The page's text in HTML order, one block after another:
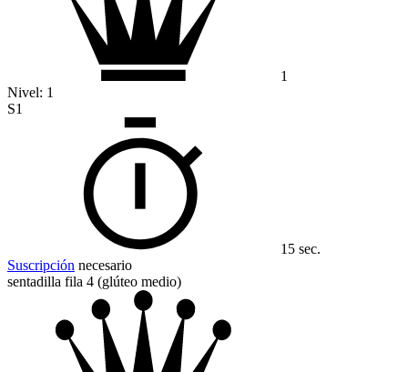
1
Nivel: 1
S1
15 sec.
Suscripción necesario
sentadilla fila 4 (glúteo medio)